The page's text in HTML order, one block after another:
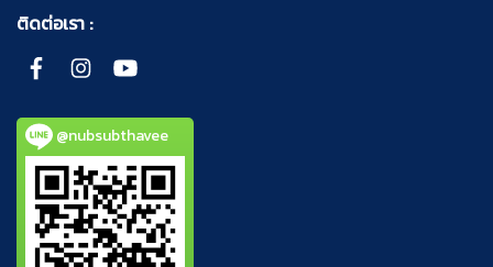
ติดต่อเรา :
@nubsubthavee